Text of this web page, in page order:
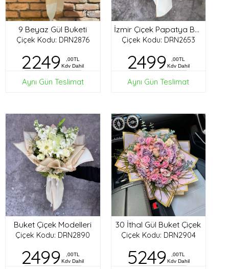
9 Beyaz Gül Buketi
Çiçek Kodu: DRN2876
2249
,00TL
Kdv Dahil
Aynı Gün Teslimat
İzmir Çiçek Papatya Buketi
Çiçek Kodu: DRN2653
2499
,00TL
Kdv Dahil
Aynı Gün Teslimat
Buket Çiçek Modelleri
Çiçek Kodu: DRN2890
2499
,00TL
Kdv Dahil
30 İthal Gül Buket Çiçek
Çiçek Kodu: DRN2904
5249
,00TL
Kdv Dahil